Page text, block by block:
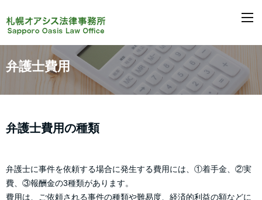
弁護士費用
弁護士費用の種類
弁護士に事件を依頼する場合に発生する費用には、①着手金、②実
費、③報酬金の3種類があります。
費用は、ご依頼される事件の種類や難易度、経済的利益の額などに